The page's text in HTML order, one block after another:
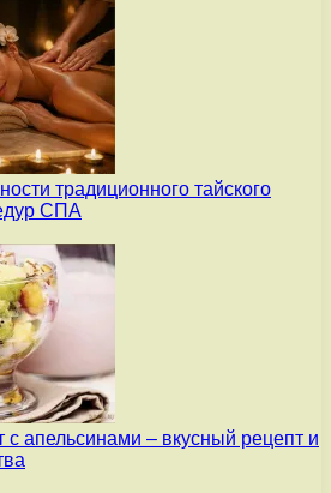
традиционного тайского
СПА
с апельсинами – вкусный рецепт и